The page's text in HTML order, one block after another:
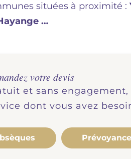
situées à proximité :
…
votre devis
et sans engagement,
dont vous avez
Prévoyance